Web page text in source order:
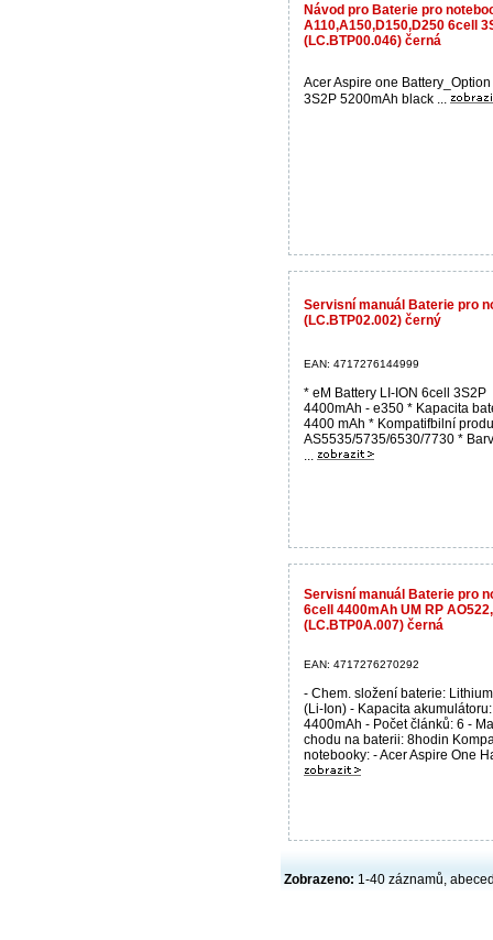
Návod pro Baterie pro
A110,A150,D150,D250 6cell
(LC.BTP00.046) černá
Acer Aspire one
3S2P 5200mAh black ...
Servisní manuál Baterie pro
(LC.BTP02.002) černý
EAN: 4717276144999
* eM Battery LI-ION 6cell 3S2P
4400mAh - e350 * Kapacita
4400 mAh * Kompatifbilní
AS5535/5735/6530/7730 *
...
Servisní manuál Baterie pro
6cell 4400mAh UM RP
(LC.BTP0A.007) černá
EAN: 4717276270292
- Chem. složení baterie:
(Li-Ion) - Kapacita akumulátoru:
4400mAh - Počet článků: 6 -
chodu na baterii: 8hodin
notebooky: - Acer Aspire One
Zobrazeno: 1-40 záznamů,